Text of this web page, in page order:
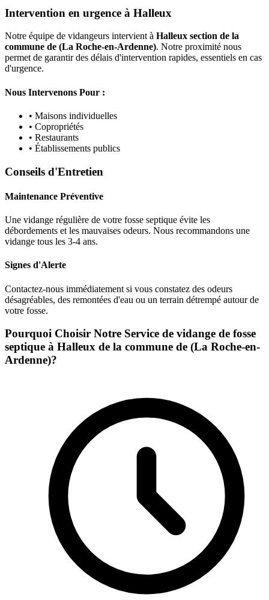
Intervention en urgence à Halleux
Notre équipe de vidangeurs intervient à Halleux section de la
commune de (La Roche-en-Ardenne). Notre proximité nous
permet de garantir des délais d'intervention rapides, essentiels en cas
d'urgence.
Nous Intervenons Pour :
• Maisons individuelles
• Copropriétés
• Restaurants
• Établissements publics
Conseils d'Entretien
Maintenance Préventive
Une vidange régulière de votre fosse septique évite les
débordements et les mauvaises odeurs. Nous recommandons une
vidange tous les 3-4 ans.
Signes d'Alerte
Contactez-nous immédiatement si vous constatez des odeurs
désagréables, des remontées d'eau ou un terrain détrempé autour de
votre fosse.
Pourquoi Choisir Notre Service de vidange de fosse
septique à Halleux de la commune de (La Roche-en-
Ardenne)?